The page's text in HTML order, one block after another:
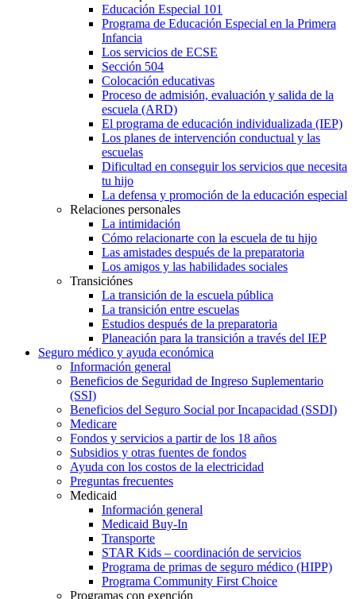
Educación Especial 101
Programa de Educación Especial en la Primera
Infancia
Los servicios de ECSE
Sección 504
Colocación educativas
Proceso de admisión, evaluación y salida de la
escuela (ARD)
El programa de educación individualizada (IEP)
Los planes de intervención conductual y las
escuelas
Dificultad en conseguir los servicios que necesita
tu hijo
La defensa y promoción de la educación especial
Relaciones personales
La intimidación
Cómo relacionarte con la escuela de tu hijo
Las amistades después de la preparatoria
Los amigos y las habilidades sociales
Transiciónes
La transición de la escuela pública
La transición entre escuelas
Estudios después de la preparatoria
Planeación para la transición a través del IEP
Seguro médico y ayuda económica
Información general
Beneficios de Seguridad de Ingreso Suplementario
(SSI)
Beneficios del Seguro Social por Incapacidad (SSDI)
Medicare
Fondos y servicios a partir de los 18 años
Subsidios y otras fuentes de fondos
Ayuda con los costos de la electricidad
Preguntas frecuentes
Medicaid
Información general
Medicaid Buy-In
Transporte
STAR Kids – coordinación de servicios
Programa de primas de seguro médico (HIPP)
Programa Community First Choice
Programas con exención